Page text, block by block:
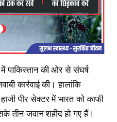
में पाकिस्तान की ओर से संघर्ष
कार्रवाई की। हालांकि
पीर सेक्टर में भारत को काफी
तीन जवान शहीद हो गए हैं।